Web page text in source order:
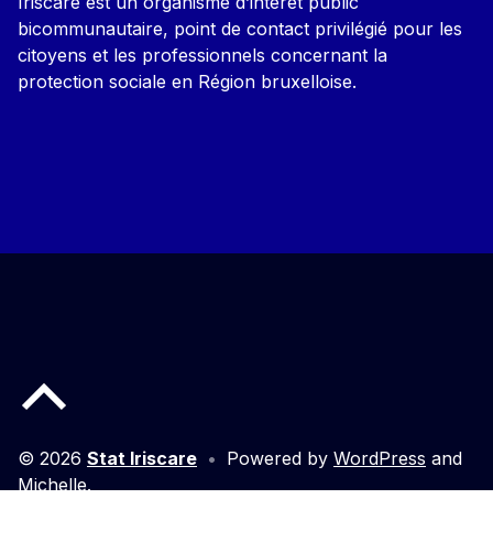
bicommunautaire, point de contact privilégié pour les
citoyens et les professionnels concernant la
protection sociale en Région bruxelloise.
© 2026 Stat Iriscare • Powered by WordPress and
Michelle.